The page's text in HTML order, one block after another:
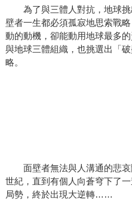
為了與三體人對抗，地球挑
壁者一生都必須孤寂地思索戰
動的動機，卻能動用地球最多
與地球三體組織，也挑選出「
略。
面壁者無法與人溝通的悲哀
世紀，直到有個人向蒼穹下了
局勢，終於出現大逆轉……